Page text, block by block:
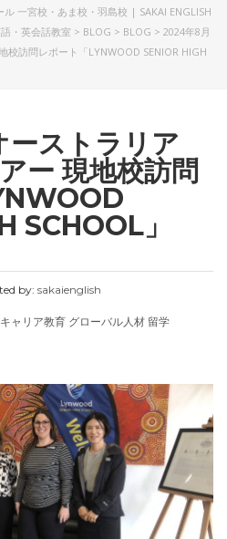
一宮校・あま校・羽島校 | SAKAI ENGLISH
・英会話教室 > BLOG > BLOG > 2024年8月
校訪問レポート「LYNWOOD SENIOR HIGH
ストラリア
ー 現地校訪問
SCHOOL」
by: sakaienglish
キャリア教育 グローバル人材 留学